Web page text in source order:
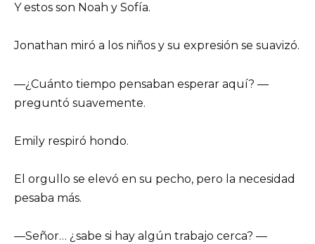
Y estos son Noah y Sofía.
Jonathan miró a los niños y su expresión se suavizó.
—¿Cuánto tiempo pensaban esperar aquí? —
preguntó suavemente.
Emily respiró hondo.
El orgullo se elevó en su pecho, pero la necesidad
pesaba más.
—Señor… ¿sabe si hay algún trabajo cerca? —